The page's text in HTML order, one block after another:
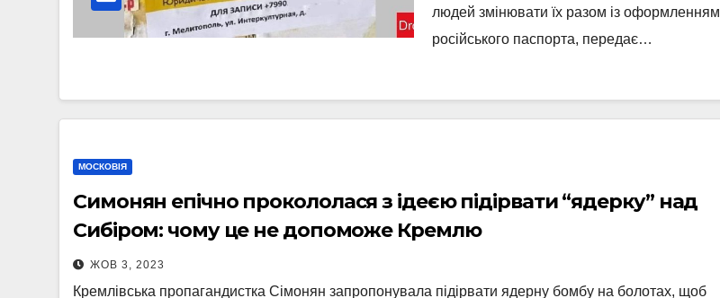
людей змінювати їх разом із оформленням
російського паспорта, передає…
МОСКОВІЯ
Симонян епічно прокололася з ідеєю підірвати “ядерку” над
Сибіром: чому це не допоможе Кремлю
ЖОВ 3, 2023
Кремлівська пропагандистка Сімонян запропонувала підірвати ядерну бомбу на болотах, щоб